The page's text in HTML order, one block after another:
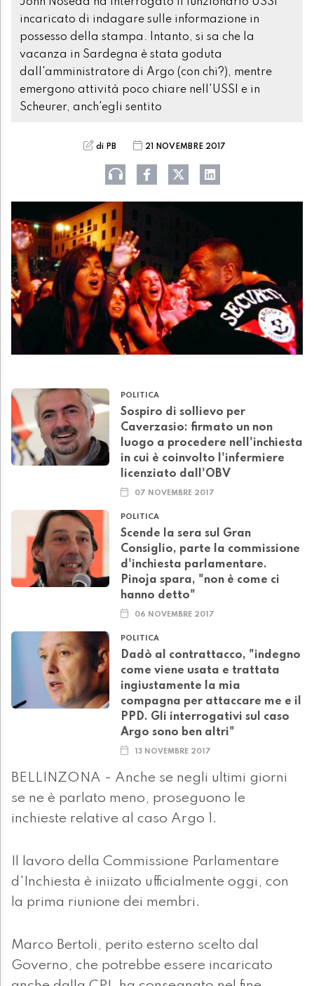
incaricato di indagare sulle informazione in
possesso della stampa. Intanto, si sa che la
vacanza in Sardegna è stata goduta
dall'amministratore di Argo (con chi?), mentre
emergono attività poco chiare nell'USSI e in
Scheurer, anch'egli sentito
di PB 21 NOVEMBRE 2017
POLITICA
Sospiro di sollievo per
Caverzasio: firmato un non
luogo a procedere nell'inchiesta
in cui è coinvolto l'infermiere
licenziato dall'OBV
07 NOVEMBRE 2017
POLITICA
Scende la sera sul Gran
Consiglio, parte la commissione
d'inchiesta parlamentare.
Pinoja spara, "non è come ci
hanno detto"
06 NOVEMBRE 2017
POLITICA
Dadò al contrattacco, "indegno
come viene usata e trattata
ingiustamente la mia
compagna per attaccare me e il
PPD. Gli interrogativi sul caso
Argo sono ben altri"
13 NOVEMBRE 2017
BELLINZONA - Anche se negli ultimi giorni
se ne è parlato meno, proseguono le
inchieste relative al caso Argo 1.
Il lavoro della Commissione Parlamentare
d'Inchiesta è iniizato ufficialmente oggi, con
la prima riunione dei membri.
Marco Bertoli, perito esterno scelto dal
Governo, che potrebbe essere incaricato